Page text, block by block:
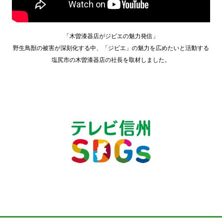
「木曽漆器店がジビエの魅力発信」
野生鳥獣の被害が深刻化する中、「ジビエ」の魅力を広めたいと活動する
塩尻市の木曽漆器店の社長を取材しました。